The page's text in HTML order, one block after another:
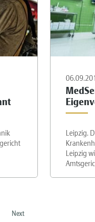
Leipzig.
Leipzig
Next